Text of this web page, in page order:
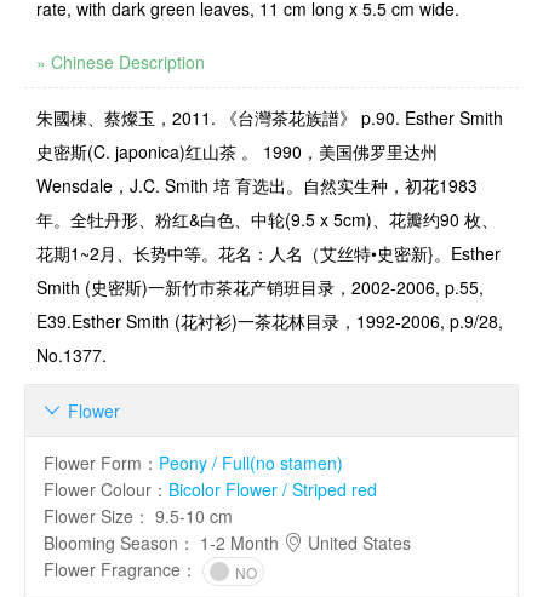
rate, with dark green leaves, 11 cm long x 5.5 cm wide.
» Chinese Description
朱國棟、蔡燦玉，2011. 《台灣茶花族譜》 p.90. Esther Smith
史密斯(C. japonica)红山茶 。 1990 ，美国佛罗里达州
Wensdale ， J.C. Smith 培 育选出。自然实生种，初花1983
年。全牡丹形、粉红&白色、中轮(9.5 x 5cm)、花瓣约90 枚、
花期1~2月、长势中等。花名：人名（艾丝特•史密新}。 Esther
Smith (史密斯)一新竹市茶花产销班目录， 2002-2006, p.55,
E39.Esther Smith (花衬衫)一茶花林目录， 1992-2006, p.9/28,
No.1377.
Flower

Flower Form ： Peony / Full(no stamen)
Flower Colour ： Bicolor Flower / Striped red
Flower Size ： 9.5-10 cm
Blooming Season ： 1-2 Month
United States
Flower Fragrance ： NO